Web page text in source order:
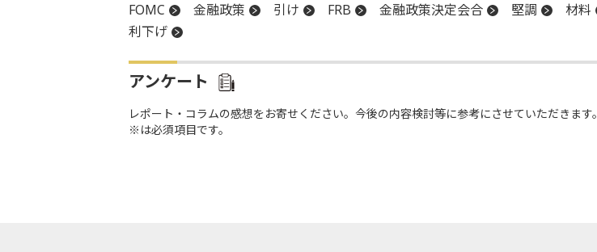
FOMC
金融政策 引け FRB 金融政策決定会合 堅調 材料
利下げ
アンケート
レポート・コラムの感想をお寄せください。今後の内容検討等に参考にさせていただきます。
※は必須項目です。